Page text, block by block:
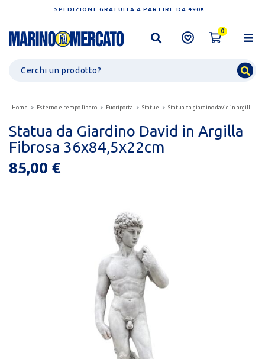
SPEDIZIONE GRATUITA A PARTIRE DA 490€
0
Home Esterno e tempo libero Fuoriporta Statue Statua da giardino david in argilla fibrosa 36x84,5x22cm
Statua da Giardino David in Argilla
Fibrosa 36x84,5x22cm
85,00 €